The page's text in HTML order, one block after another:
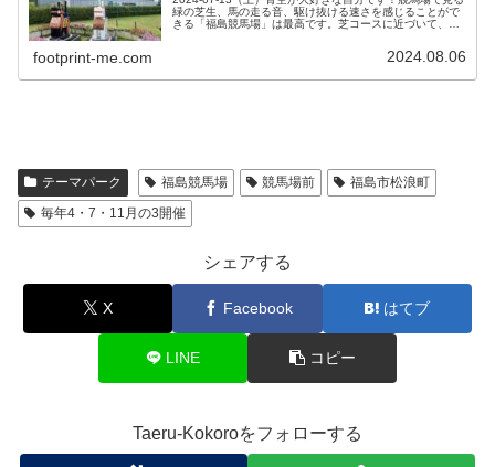
緑の芝生、馬の走る音、駆け抜ける速さを感じることがで
きる「福島競馬場」は最高です。芝コースに近づいて、生
footprint-me.com 2024.08.06
テーマパーク 福島競馬場 競馬場前
福島市松浪町
毎年4・7・11月の3開催
シェアする
X Facebook はてブ
LINE コピー
Taeru-Kokoroをフォローする